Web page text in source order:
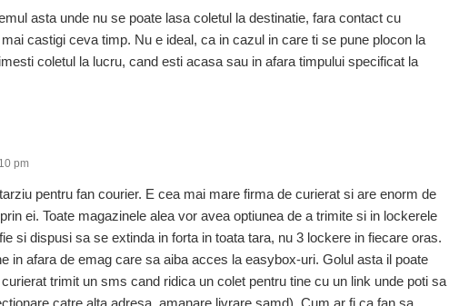
asta unde nu se poate lasa coletul la destinatie, fara contact cu
castigi ceva timp. Nu e ideal, ca in cazul in care ti se pune plocon la
coletul la lucru, cand esti acasa sau in afara timpului specificat la
pm
pentru fan courier. E cea mai mare firma de curierat si are enorm de
ei. Toate magazinele alea vor avea optiunea de a trimite si in lockerele
si dispusi sa se extinda in forta in toata tara, nu 3 lockere in fiecare oras.
in afara de emag care sa aiba acces la easybox-uri. Golul asta il poate
trimit un sms cand ridica un colet pentru tine cu un link unde poti sa
catre alta adresa, amanare livrare samd). Cum ar fi ca fan sa